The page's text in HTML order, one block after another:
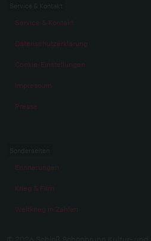
Service & Kontakt
Datenschutzerklärung
Cookie-Einstellungen
Impressum
Presse
Erinnerungen
Krieg & Film
Weltkrieg in Zahlen